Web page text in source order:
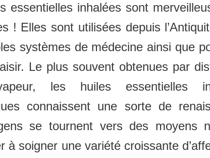
essentielles inhalées sont
! Elles sont utilisées depuis
systèmes de médecine ainsi que
Le plus souvent obtenues par
les huiles essentielles
connaissent une sorte de
se tournent vers des moyens
à soigner une variété croissante